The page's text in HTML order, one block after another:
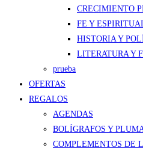
CRECIMIENTO
FE Y
HISTORIA Y
LITERATURA Y
prueba
OFERTAS
REGALOS
AGENDAS
BOLÍGRAFOS Y
COMPLEMENTOS DE